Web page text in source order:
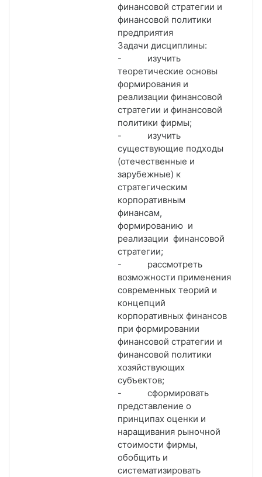
финансовой стратегии и
финансовой политики
предприятия
Задачи дисциплины:
- изучить
теоретические основы
формирования и
реализации финансовой
стратегии и финансовой
политики фирмы;
- изучить
существующие подходы
(отечественные и
зарубежные) к
стратегическим
корпоративным
финансам,
формированию и
реализации финансовой
стратегии;
- рассмотреть
возможности применения
современных теорий и
концепций
корпоративных финансов
при формировании
финансовой стратегии и
финансовой политики
хозяйствующих
субъектов;
- сформировать
представление о
принципах оценки и
наращивания рыночной
стоимости фирмы,
обобщить и
систематизировать